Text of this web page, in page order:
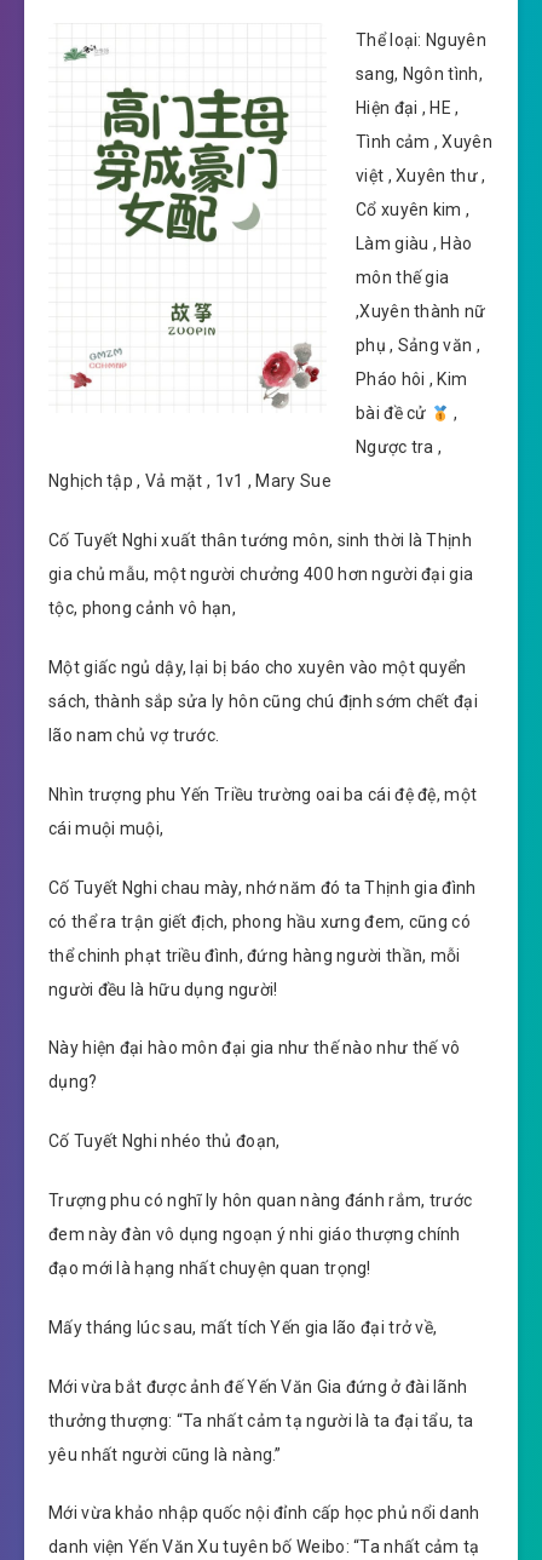
Thể loại: Nguyên
sang, Ngôn tình,
Hiện đại , HE ,
Tình cảm , Xuyên
việt , Xuyên thư ,
Cổ xuyên kim ,
Làm giàu , Hào
môn thế gia
,Xuyên thành nữ
phụ , Sảng văn ,
Pháo hôi , Kim
bài đề cử
,
Ngược tra ,
Nghịch tập , Vả mặt , 1v1 , Mary Sue
Cố Tuyết Nghi xuất thân tướng môn, sinh thời là Thịnh
gia chủ mẫu, một người chưởng 400 hơn người đại gia
tộc, phong cảnh vô hạn,
Một giấc ngủ dậy, lại bị báo cho xuyên vào một quyển
sách, thành sắp sửa ly hôn cũng chú định sớm chết đại
lão nam chủ vợ trước.
Nhìn trượng phu Yến Triều trường oai ba cái đệ đệ, một
cái muội muội,
Cố Tuyết Nghi chau mày, nhớ năm đó ta Thịnh gia đình
có thể ra trận giết địch, phong hầu xưng đem, cũng có
thể chinh phạt triều đình, đứng hàng người thần, mỗi
người đều là hữu dụng người!
Này hiện đại hào môn đại gia như thế nào như thế vô
dụng?
Cố Tuyết Nghi nhéo thủ đoạn,
Trượng phu có nghĩ ly hôn quan nàng đánh rắm, trước
đem này đàn vô dụng ngoạn ý nhi giáo thượng chính
đạo mới là hạng nhất chuyện quan trọng!
Mấy tháng lúc sau, mất tích Yến gia lão đại trở về,
Mới vừa bắt được ảnh đế Yến Văn Gia đứng ở đài lãnh
thưởng thượng: “Ta nhất cảm tạ người là ta đại tẩu, ta
yêu nhất người cũng là nàng.”
Mới vừa khảo nhập quốc nội đỉnh cấp học phủ nổi danh
danh viện Yến Văn Xu tuyên bố Weibo: “Ta nhất cảm tạ